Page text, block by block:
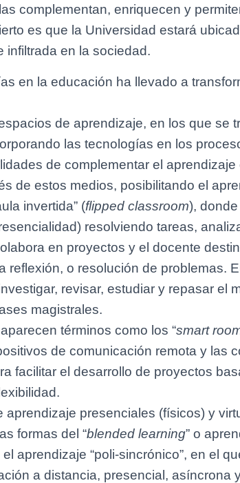
complementan, enriquecen y
es que la Universidad estará
infiltrada en la sociedad.
en la educación ha llevado a
de aprendizaje, en los que se
las tecnologías en los
de complementar el aprendizaje
de estos medios, posibilitando el
invertida” (flipped classroom),
resolviendo tareas,
en proyectos y el docente
reflexión, o resolución de problemas.
revisar, estudiar y repasar el
magistrales.
términos como los “smart
de comunicación remota y las
facilitar el desarrollo de proyectos
presenciales (físicos) y
formas del “blended learning” o
aprendizaje “poli-sincrónico”, en el
a distancia, presencial, asíncrona